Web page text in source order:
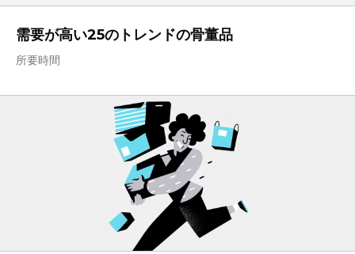
需要が高い25のトレンドの骨董品
所要時間